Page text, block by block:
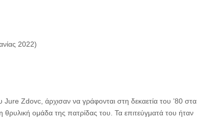
2022)
Zdovc, άρχισαν να γράφονται στη δεκαετία του ’80 στα
ομάδα της πατρίδας του. Τα επιτεύγματά του ήταν